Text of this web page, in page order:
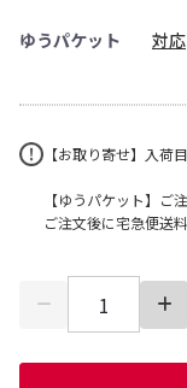
ゆうパケット 対応
【お取り寄せ】入荷
【ゆうパケット】ご
ご注文後に宅急便送